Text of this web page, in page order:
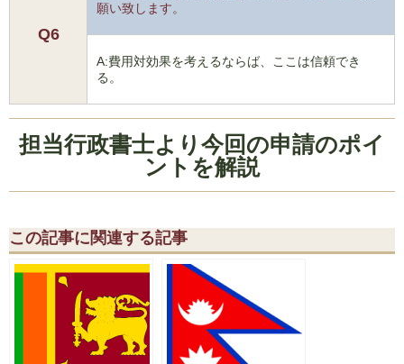
Q6
願い致します。
A:費用対効果を考えるならば、ここは信頼でき
る。
担当行政書士より今回の申請のポイ
ントを解説
この記事に関連する記事